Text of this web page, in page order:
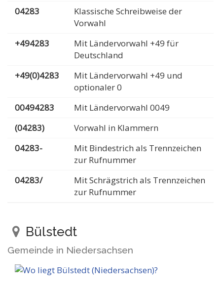
04283
Klassische Schreibweise der
Vorwahl
+494283
Mit Ländervorwahl +49 für
Deutschland
+49(0)4283
Mit Ländervorwahl +49 und
optionaler 0
00494283
Mit Ländervorwahl 0049
(04283)
Vorwahl in Klammern
04283-
Mit Bindestrich als Trennzeichen
zur Rufnummer
04283/
Mit Schrägstrich als Trennzeichen
zur Rufnummer
Bülstedt
Gemeinde in Niedersachsen